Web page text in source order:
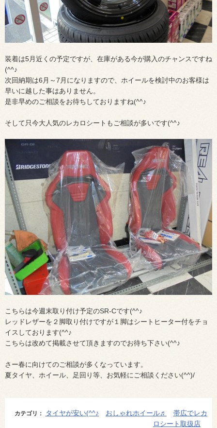
装着は5月近くの予定ですが、在庫がある今が購入のチャンスですね
(^^♪
次回納期は6月～7月になりますので、ホイールを検討中のお客様は
早いに越した事はありません。
是非早めのご相談をお待ちしておりますね(^^♪
そして只今大人気のレカロシートもご相談が多いです(^^♪
こちらは今週末取り付け予定のSR-Cです(^^♪
レッドレザーを２脚取り付けですが１脚はシートヒーター付をチョ
イスしております(^^♪
こちらは改めて掲載させて頂きますのでお待ち下さい(^^♪
さー春に向けてのご相談が多くなっています。
夏タイヤ、ホイール、足回り等、お気軽にご相談ください(^^)/
カテゴリ： タイヤが安い(^^♪ おしゃれホイール♬
帯広でレカ
ロシート取扱店